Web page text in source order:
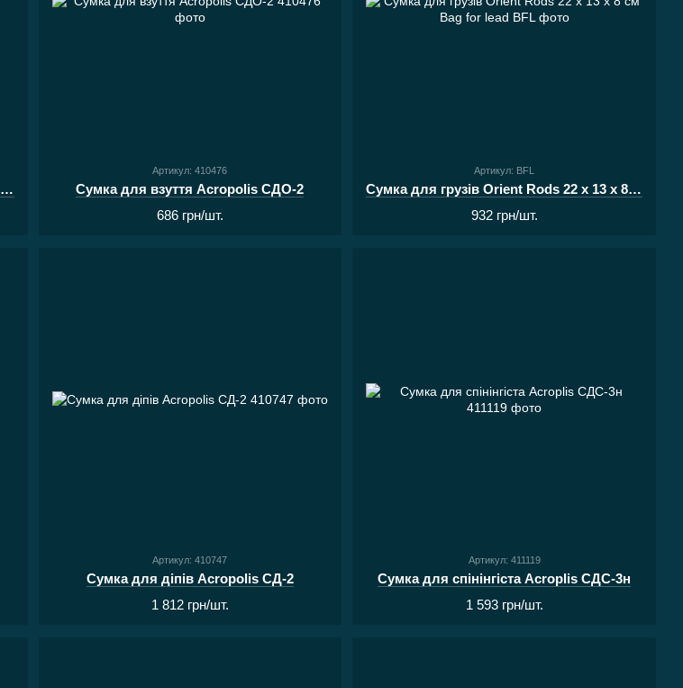
Сумка для аксесуарів Trakker NXG PVA Pouch (16х15х25см)
Артикул: 410476
Сумка для взуття Acropolis СДО-2
686 грн/шт.
Артикул: BFL
Сумка для грузів Orient Rods 22 х 13 х 8 см Bag for lead
932 грн/шт.
Артикул: 410747
Сумка для діпів Acropolis СД-2
1 812 грн/шт.
Артикул: 411119
Сумка для спінінгіста Acroplis СДС-3н
1 593 грн/шт.